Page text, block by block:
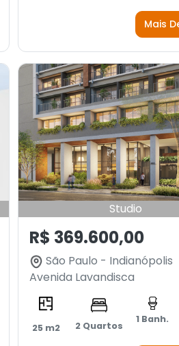
Mais
Studio
R$ 369.600,00
São Paulo - Indianópolis
Avenida Lavandisca
25 m2 2 Quartos
1 Banh.